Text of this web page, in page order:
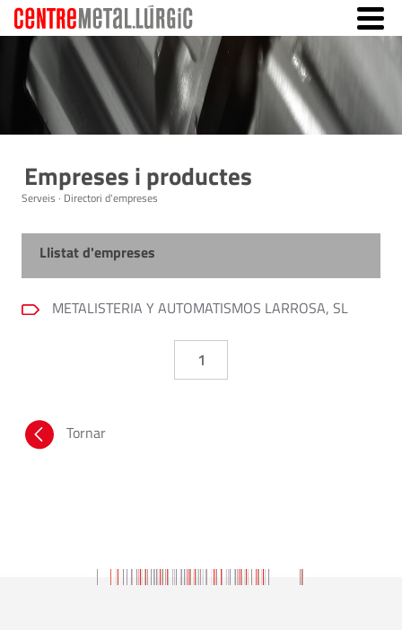
Empreses i productes
Serveis · Directori d'empreses
Llistat d'empreses
METALISTERIA Y AUTOMATISMOS LARROSA, SL
1
Tornar